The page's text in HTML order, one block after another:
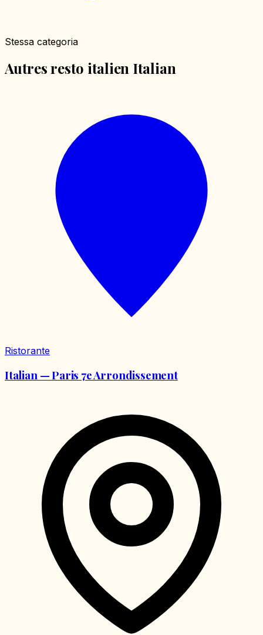
Stessa categoria
Autres resto italien Italian
Ristorante
Italian — Paris 7e Arrondissement